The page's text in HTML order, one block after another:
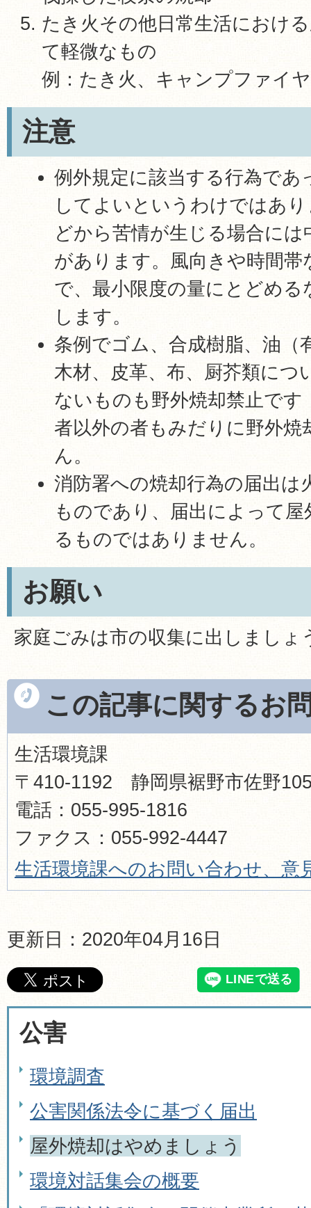
たき火その他日常生活におけ
て軽微なもの
例：たき火、キャンプファイ
注意
例外規定に該当する行為であ
してよいというわけではあ
どから苦情が生じる場合に
があります。風向きや時間
で、最小限度の量にとどめ
します。
条例でゴム、合成樹脂、油（
木材、皮革、布、厨芥類につ
ないものも野外焼却禁止です
者以外の者もみだりに野外
ん。
消防署への焼却行為の届出は
ものであり、届出によって
るものではありません。
お願い
家庭ごみは市の収集に出しましょ
この記事に関するお
生活環境課
〒410-1192 静岡県裾野市佐野
電話：055-995-1816
ファクス：055-992-4447
生活環境課へのお問い合わせ、意
更新日：2020年04月16日
公害
環境調査
公害関係法令に基づく届出
屋外焼却はやめましょう
環境対話集会の概要